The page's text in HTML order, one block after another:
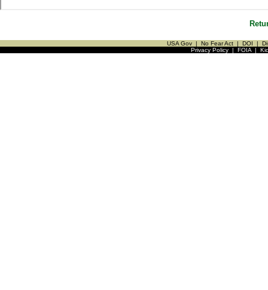
USA Gov | No Fear Act | DOI |
Privacy Policy| FOIA|